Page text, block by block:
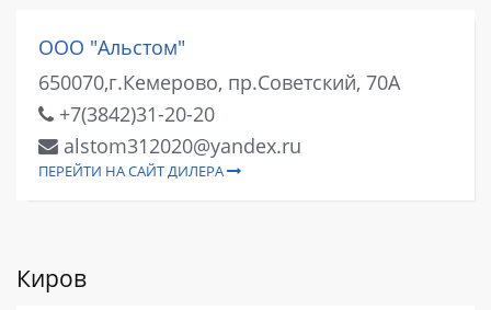
ООО "Альстом"
650070,г.Кемерово, пр.Советский, 70А
+7(3842)31-20-20
alstom312020@yandex.ru
ПЕРЕЙТИ НА САЙТ ДИЛЕРА
Киров